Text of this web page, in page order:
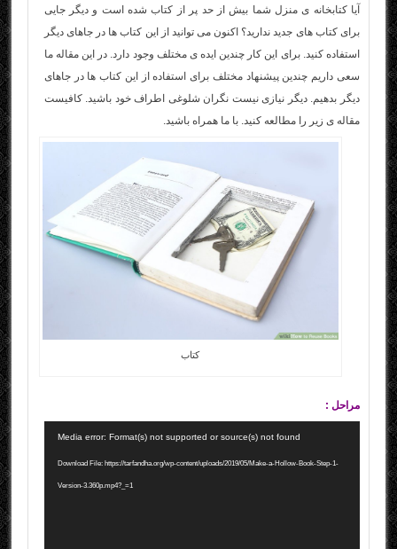
آیا کتابخانه ی منزل شما بیش از حد پر از کتاب شده است و دیگر جایی
برای کتاب های جدید ندارید؟ اکنون می توانید از این کتاب ها در جاهای دیگر
استفاده کنید. برای این کار چندین ایده ی مختلف وجود دارد. در این مقاله ما
سعی داریم چندین پیشنهاد مختلف برای استفاده از این کتاب ها در جاهای
دیگر بدهیم. دیگر نیازی نیست نگران شلوغی اطراف خود باشید. کافیست
مقاله ی زیر را مطالعه کنید. با ما همراه باشید.
کتاب
مراحل :
Media error: Format(s) not supported or source(s) not found
Download File: https://tarfandha.org/wp-content/uploads/2019/05/Make-a-Hollow-Book-Step-1-
Version-3.360p.mp4?_=1